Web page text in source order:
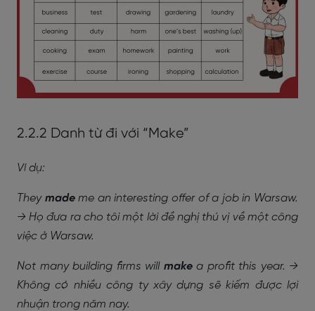
2.2.2 Danh từ đi với “Make”
Ví dụ:
They mademe an interesting offer of a job in Warsaw.
→ Họ đưa ra cho tôi một lời đề nghị thú vị về một công
việc ở Warsaw.
Not many building firms will makea profit this year. →
Không có nhiều công ty xây dựng sẽ kiếm được lợi
nhuận trong năm nay.